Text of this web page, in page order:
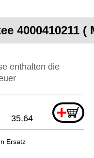
4000410211 (
enthalten die
+
35.64
Ersatz